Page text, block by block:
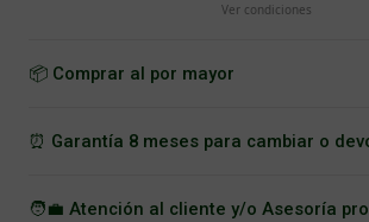
Ver condiciones
📦 Comprar al por mayor
⏰ Garantía 8 meses para cambiar o
🧑‍💼 Atención al cliente y/o Asesoría